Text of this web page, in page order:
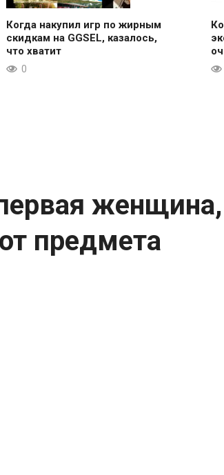
Когда накупил игр по жирным
скидкам на GGSEL, казалось,
что хватит
0
женщина,
предмета